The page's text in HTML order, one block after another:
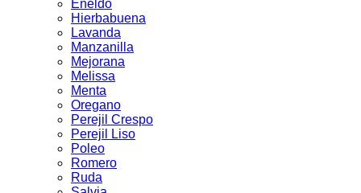
Eneldo
Hierbabuena
Lavanda
Manzanilla
Mejorana
Melissa
Menta
Oregano
Perejil Crespo
Perejil Liso
Poleo
Romero
Ruda